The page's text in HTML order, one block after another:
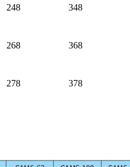
248 348
268
368
278 378